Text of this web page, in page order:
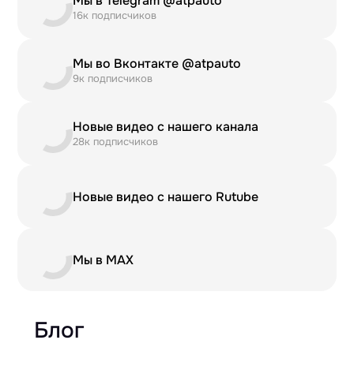
16к подписчиков
Мы во Вконтакте @atpauto
9к подписчиков
Новые видео с нашего канала
28к подписчиков
Новые видео с нашего Rutube
Мы в MAX
Блог